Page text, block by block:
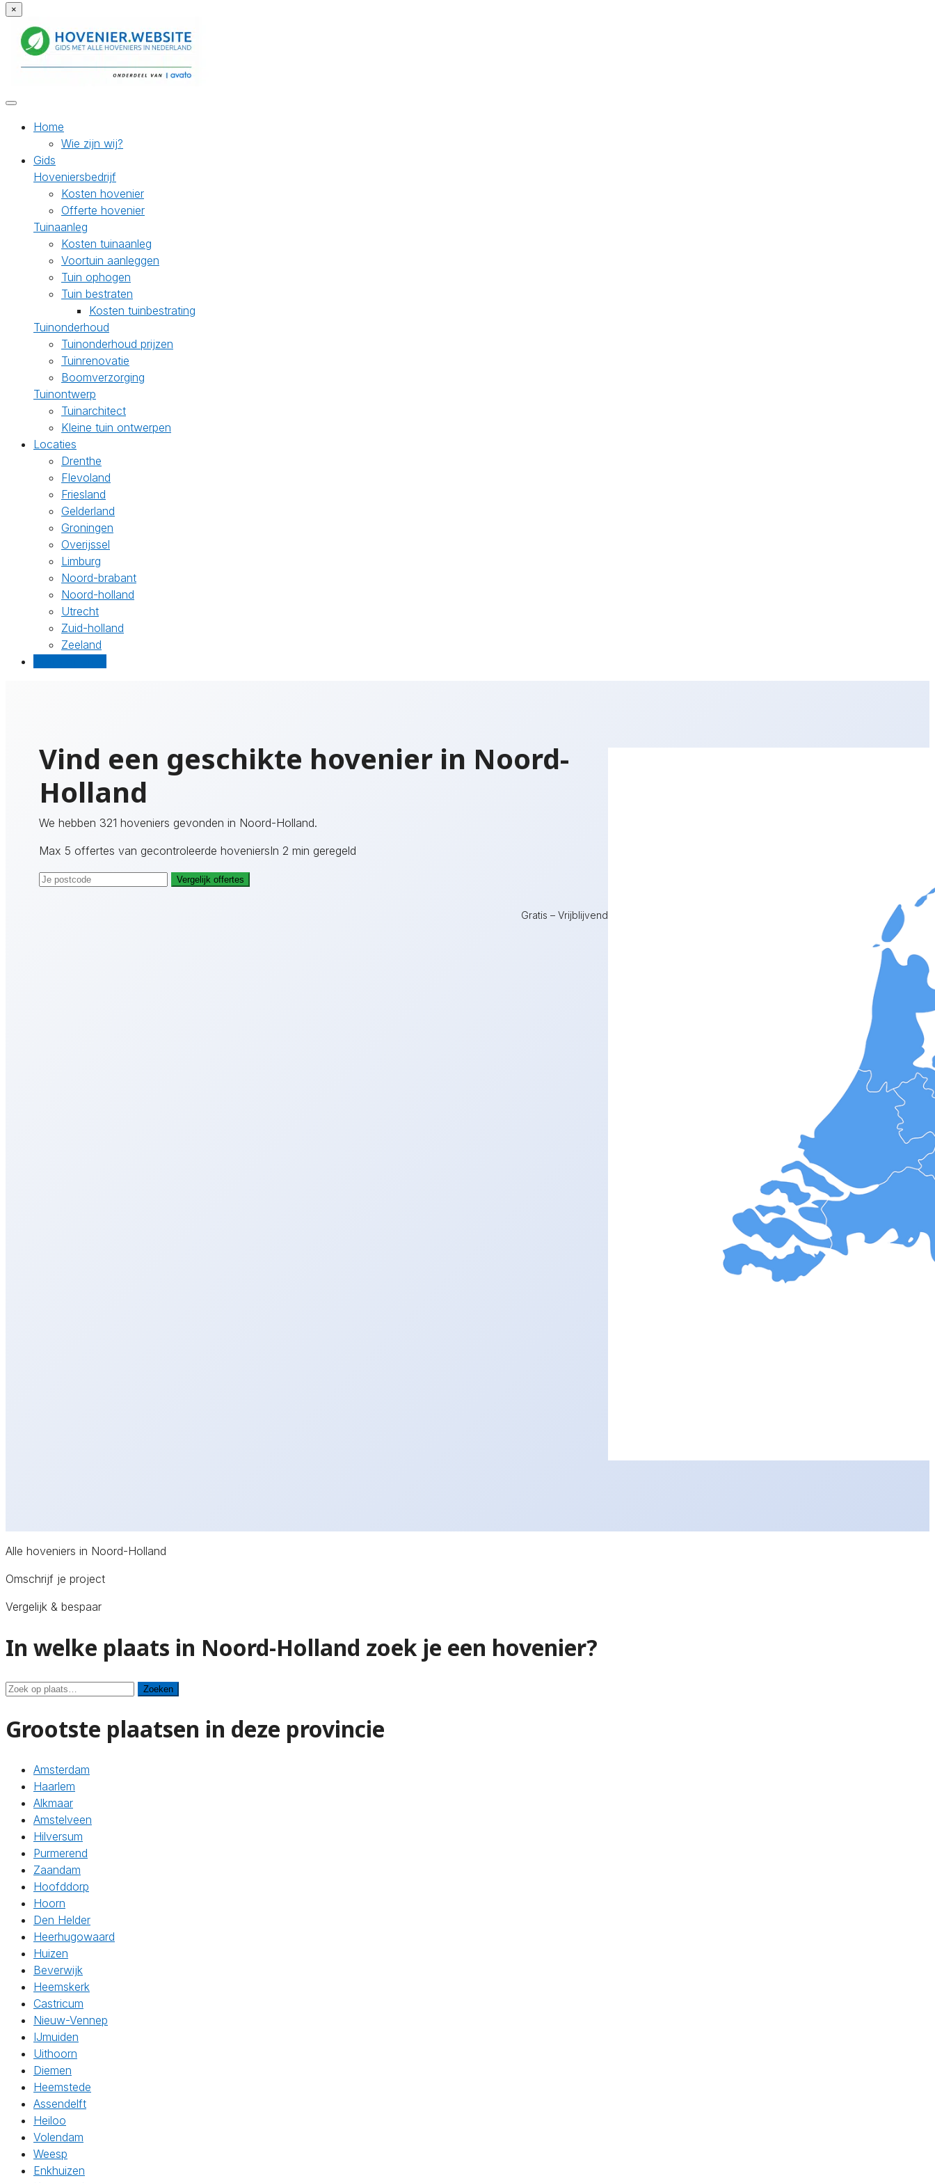
×
Home
Wie zijn wij?
Gids
Hoveniersbedrijf
Kosten hovenier
Offerte hovenier
Tuinaanleg
Kosten tuinaanleg
Voortuin aanleggen
Tuin ophogen
Tuin bestraten
Kosten tuinbestrating
Tuinonderhoud
Tuinonderhoud prijzen
Tuinrenovatie
Boomverzorging
Tuinontwerp
Tuinarchitect
Kleine tuin ontwerpen
Locaties
Drenthe
Flevoland
Friesland
Gelderland
Groningen
Overijssel
Limburg
Noord-brabant
Noord-holland
Utrecht
Zuid-holland
Zeeland
Vind een geschikte hovenier in Noord-
Holland
We hebben 321 hoveniers gevonden in Noord-Holland.
Max 5 offertes van gecontroleerde hoveniersIn 2 min geregeld
Vergelijk offertes
Gratis – Vrijblijvend
Alle hoveniers in Noord-Holland
Omschrijf je project
Vergelijk & bespaar
In welke plaats in Noord-Holland zoek je een hovenier?
Zoeken Zoeken
Grootste plaatsen in deze provincie
Amsterdam
Haarlem
Alkmaar
Amstelveen
Hilversum
Purmerend
Zaandam
Hoofddorp
Hoorn
Den Helder
Heerhugowaard
Huizen
Beverwijk
Heemskerk
Castricum
Nieuw-Vennep
IJmuiden
Uithoorn
Diemen
Heemstede
Assendelft
Heiloo
Volendam
Weesp
Enkhuizen